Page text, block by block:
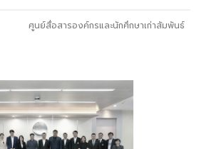
ศูนย์สื่อสารองค์กรและนักศึกษาเก่าสัมพันธ์